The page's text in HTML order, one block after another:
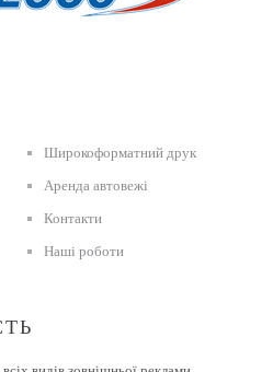
Широкоформатний друк
Аренда автовежі
Контакти
Наші роботи